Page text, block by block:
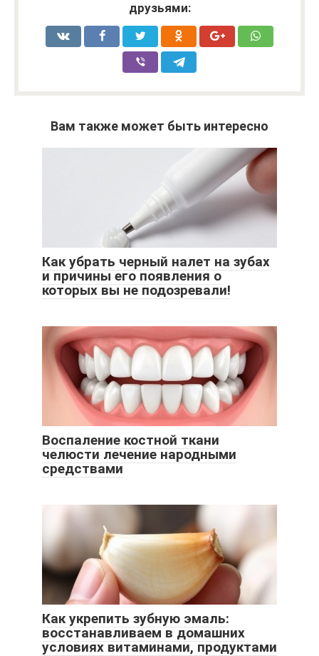
друзьями:
Вам также может быть интересно
Как убрать черный налет на зубах
и причины его появления о
которых вы не подозревали!
Воспаление костной ткани
челюсти лечение народными
средствами
Как укрепить зубную эмаль:
восстанавливаем в домашних
условиях витаминами, продуктами